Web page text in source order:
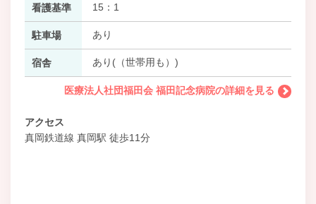
看護基準 15：1
駐車場 あり
宿舎 あり(（世帯用も）)
医療法人社団福田会 福田記念病院の詳細を見る
アクセス
真岡鉄道線 真岡駅 徒歩11分